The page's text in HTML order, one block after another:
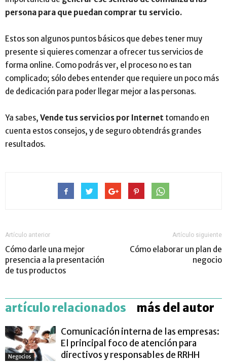
persona para que puedan comprar tu servicio.
Estos son algunos puntos básicos que debes tener muy
presente si quieres comenzar a ofrecer tus servicios de
forma online. Como podrás ver, el proceso no es tan
complicado; sólo debes entender que requiere un poco más
de dedicación para poder llegar mejor a las personas.
Ya sabes, Vende tus servicios por Internet tomando en
cuenta estos consejos, y de seguro obtendrás grandes
resultados.
Artículo anterior
Cómo darle una mejor
presencia a la presentación
de tus productos
Artículo siguiente
Cómo elaborar un plan de
negocio
artículo relacionados más del autor
Negocios
Comunicación interna de las empresas:
El principal foco de atención para
directivos y responsables de RRHH